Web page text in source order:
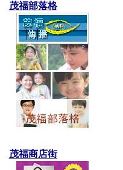
茂福部落格
茂福商店街